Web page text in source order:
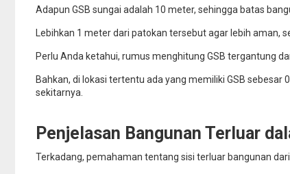
Adapun GSB sungai adalah 10 meter, sehingga batas
Lebihkan 1 meter dari patokan tersebut agar lebih aman,
Perlu Anda ketahui, rumus menghitung GSB tergantung
Bahkan, di lokasi tertentu ada yang memiliki GSB
sekitarnya.
Penjelasan Bangunan Terluar
Terkadang, pemahaman tentang sisi terluar bangunan